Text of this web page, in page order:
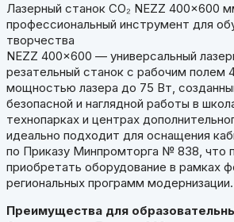
Лазерный станок CO₂ NEZZ 400×600
профессиональный инструмент для
творчества
NEZZ 400×600 — универсальный
резательный станок с рабочим полем
мощностью лазера до 75 Вт,
безопасной и наглядной работы в
технопарках и центрах
идеально подходит для оснащения
по Приказу Минпромторга № 838, что
приобретать оборудование в рамках
региональных программ модернизации.
Преимущества для